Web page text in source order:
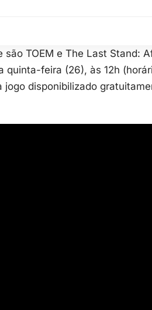
TOEM e The Last Stand:
feira (26), às 12h
disponibilizado